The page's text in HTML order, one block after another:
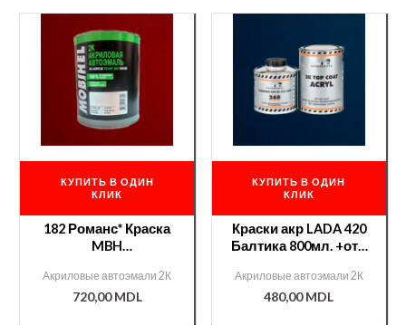
КУПИТЬ В ОДИН
КЛИК
182 Романс* Краска
MBH
0,375л./000000316/
Акриловые автоэмали 2К
720,00MDL
КУПИТЬ В ОДИН
КЛИК
Краски акр LADA 420
Балтика 800мл. +отв
Chameleon/51253/
Акриловые автоэмали 2К
480,00MDL